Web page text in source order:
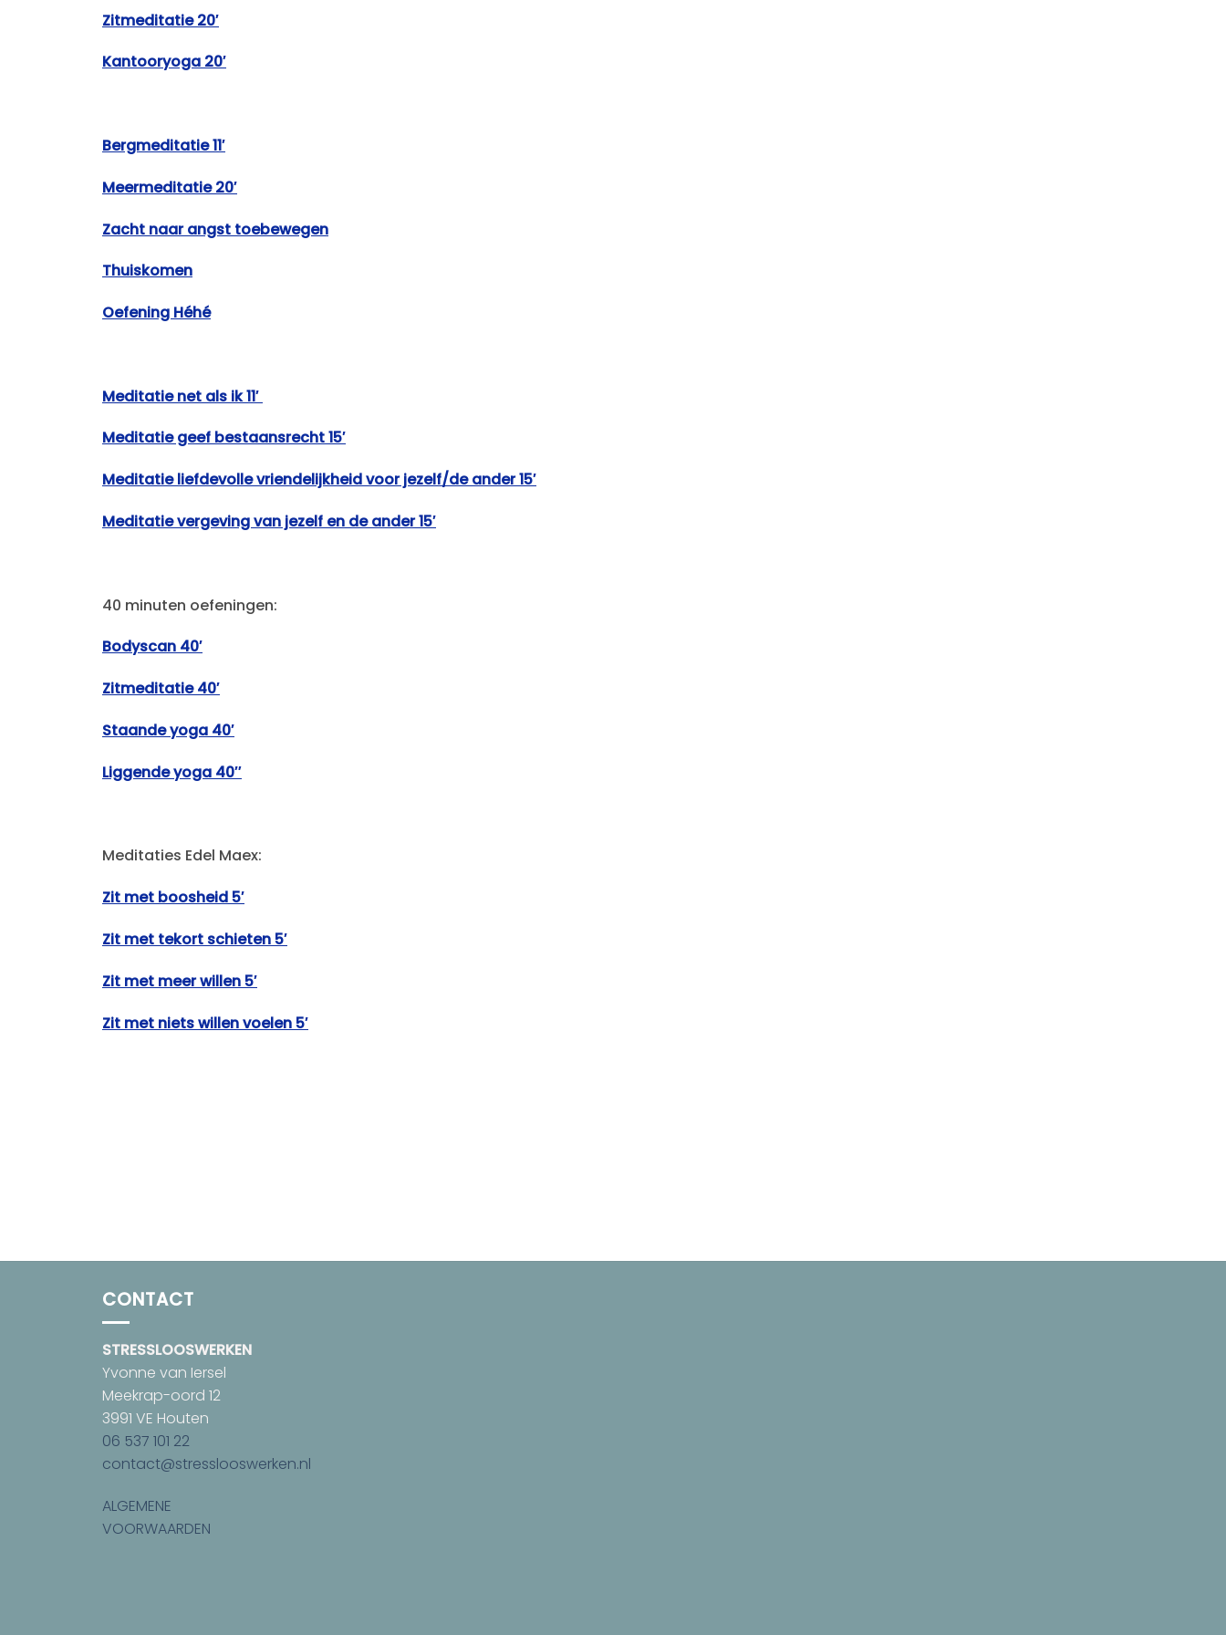
Zitmeditatie 20′
Kantooryoga 20′
Bergmeditatie 11′
Meermeditatie 20′
Zacht naar angst toebewegen
Thuiskomen
Oefening Héhé
Meditatie net als ik 11′
Meditatie geef bestaansrecht 15′
Meditatie liefdevolle vriendelijkheid voor jezelf/de ander 15′
Meditatie vergeving van jezelf en de ander 15′
40 minuten oefeningen:
Bodyscan 40′
Zitmeditatie 40′
Staande yoga 40′
Liggende yoga 40″
Meditaties Edel Maex:
Zit met boosheid 5′
Zit met tekort schieten 5′
Zit met meer willen 5′
Zit met niets willen voelen 5′
CONTACT
STRESSLOOSWERKEN
Yvonne van Iersel
Meekrap-oord 12
3991 VE Houten
06 537 101 22
contact@stresslooswerken.nl
ALGEMENE
VOORWAARDEN